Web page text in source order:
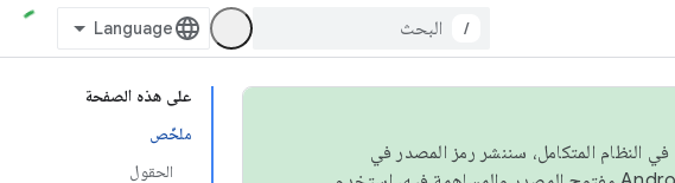
/
على هذه الصفحة
ملخّص
الحقول
في النظام المتكامل، سننشر رمز المصدر في